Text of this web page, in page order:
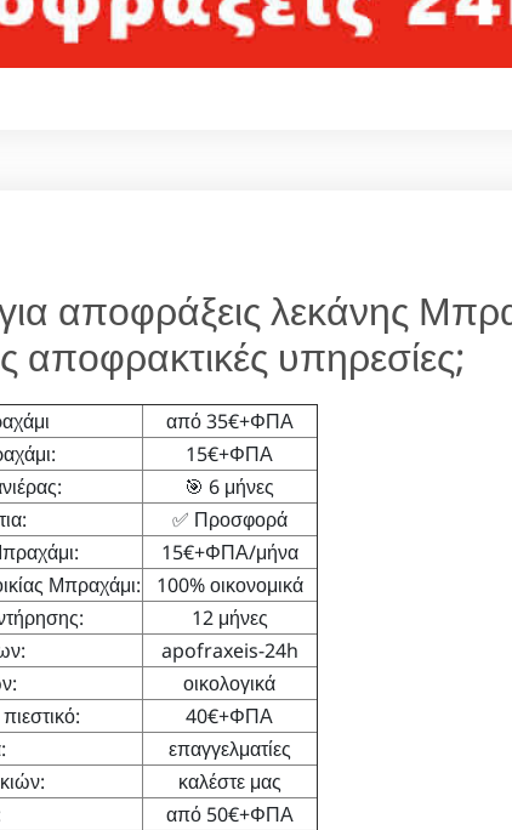
αποφράξεις λεκάνης
αποφρακτικές υπηρεσίες;
από 35€+ΦΠΑ
15€+ΦΠΑ
🎯 6 μήνες
✅ Προσφορά
15€+ΦΠΑ/μήνα
Μπραχάμι:
100% οικονομικά
12 μήνες
apofraxeis-24h
οικολογικά
40€+ΦΠΑ
επαγγελματίες
καλέστε μας
από 50€+ΦΠΑ